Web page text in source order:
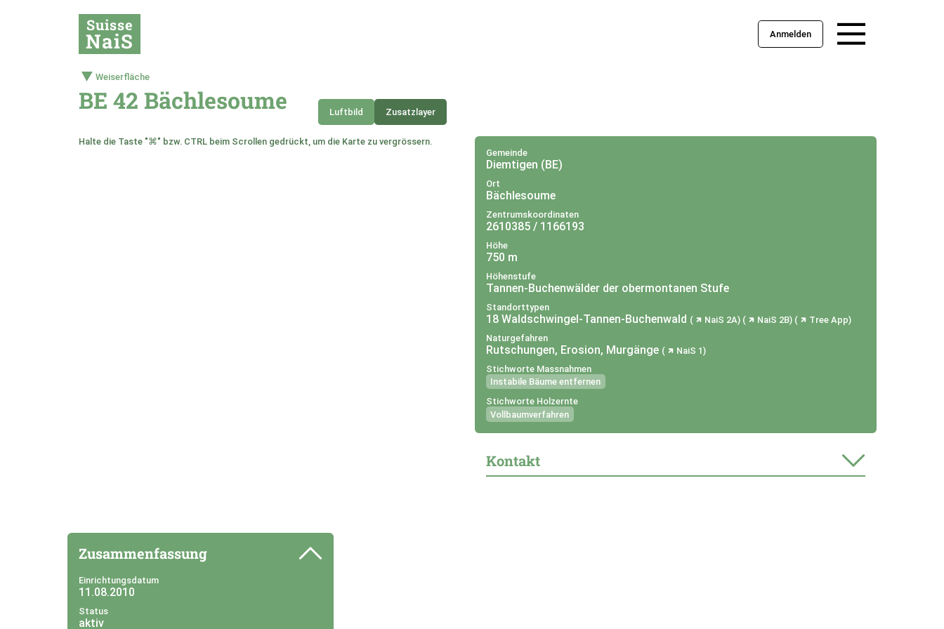
Suisse
NaiS Anmelden
Weiserfläche
BE 42 Bächlesoume Luftbild Zusatzlayer
Halte die Taste "⌘" bzw. CTRL beim Scrollen gedrückt, um die Karte zu vergrössern.
Gemeinde
Diemtigen (BE)
Ort
Bächlesoume
Zentrumskoordinaten
2610385 / 1166193
Höhe
750 m
Höhenstufe
Tannen-Buchenwälder der obermontanen Stufe
Standorttypen
18 Waldschwingel-Tannen-Buchenwald NaiS 2A NaiS 2B
Tree App
Naturgefahren
Rutschungen, Erosion, Murgänge
NaiS 1
Stichworte Massnahmen
Instabile Bäume entfernen
Stichworte Holzernte
Vollbaumverfahren
Kontakt
Zusammenfassung
Einrichtungsdatum
11.08.2010
Status
aktiv